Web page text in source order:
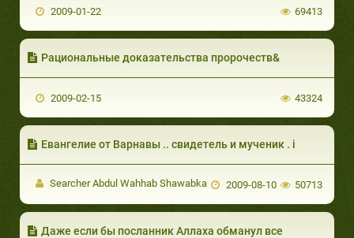
2009-01-22 69413
Рациональные доказательства пророчеств&
2009-02-15 43324
Eвангелие от Варнавы .. свидетель и мученик . i
Searcher Abdul Wahhab Shawabka 2009-08-10 50713
Даже если бы посланник Аллаха обманул все